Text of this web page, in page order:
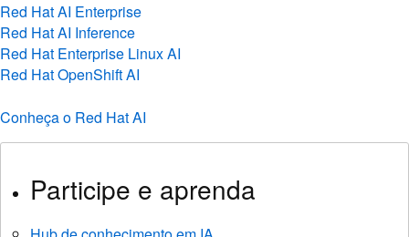
Red Hat AI Enterprise
Red Hat AI Inference
Red Hat Enterprise Linux AI
Red Hat OpenShift AI
Conheça o Red Hat AI
Participe e aprenda